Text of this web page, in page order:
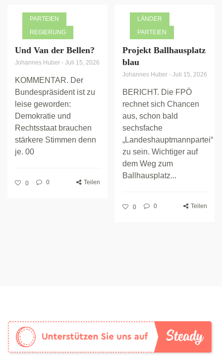
PARTEIEN
REGIERUNG
Und Van der Bellen?
Johannes Huber - Juli 15, 2026
KOMMENTAR. Der
Bundespräsident ist zu
leise geworden:
Demokratie und
Rechtsstaat brauchen
stärkere Stimmen denn
je. 00
0 0 Teilen
LÄNDER
PARTEIEN
Projekt Ballhausplatz
blau
Johannes Huber - Juli 15, 2026
BERICHT. Die FPÖ
rechnet sich Chancen
aus, schon bald
sechsfache
„Landeshauptmannpartei“
zu sein. Wichtiger auf
dem Weg zum
Ballhausplatz...
0 0 Teilen